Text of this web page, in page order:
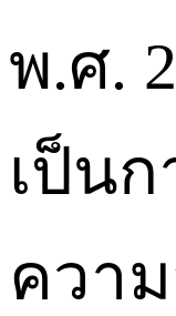
พ.ศ.
เป็น
ควา